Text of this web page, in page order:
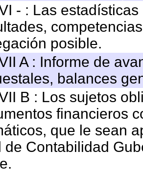
- : Las
posible.
A : Informe de
balances
B : Los sujetos
financieros
que le sean
de Contabilidad